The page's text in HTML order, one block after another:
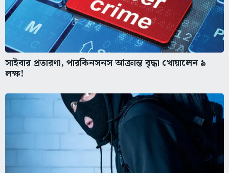
সাইবার প্রতারণা, পারকিনসনস আক্রান্ত বৃদ্ধা খোয়ালেন ৯
লক্ষ!